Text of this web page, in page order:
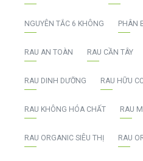
NGUYÊN TẮC 6 KHÔNG PHÂN
RAU AN TOÀN RAU CẦN TÂY
RAU DINH DƯỠNG RAU HỮU
RAU KHÔNG HÓA CHẤT RAU
RAU ORGANIC SIÊU THỊ RAU